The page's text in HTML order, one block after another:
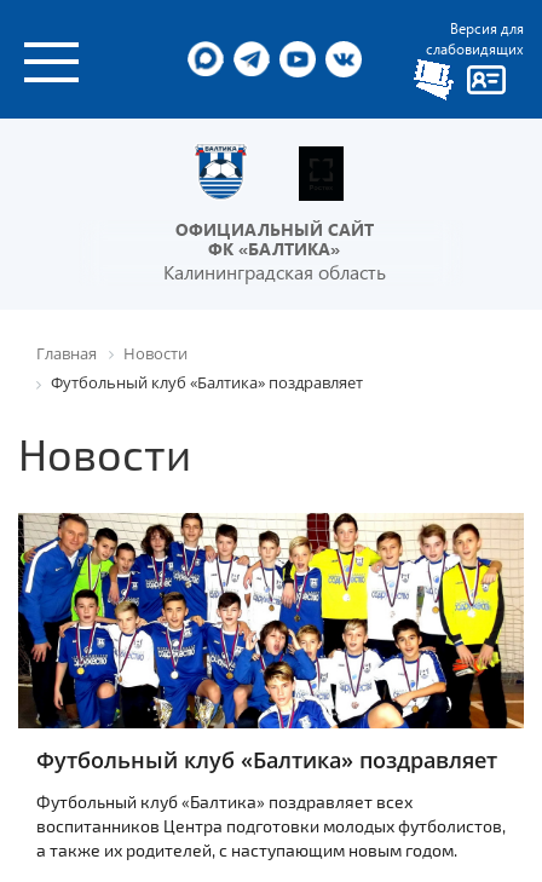
Версия для
слабовидящих
ОФИЦИАЛЬНЫЙ САЙТ
ФК «БАЛТИКА»
Калининградская область
Главная
Новости
Футбольный клуб «Балтика» поздравляет
Новости
Футбольный клуб «Балтика» поздравляет
Футбольный клуб «Балтика» поздравляет всех
воспитанников Центра подготовки молодых футболистов,
а также их родителей, с наступающим новым годом.